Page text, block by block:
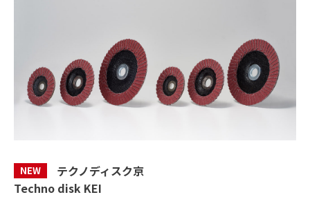
NEW
テクノディスク京
Techno disk KEI